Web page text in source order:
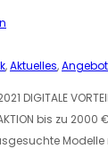
,Aktuelles,
DIGITALE
AKTION bis zu
Modelle